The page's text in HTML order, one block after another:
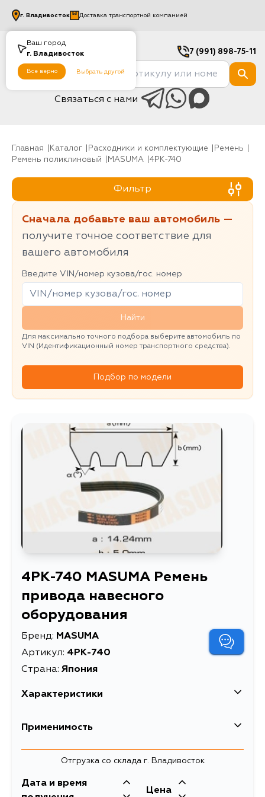
Ваш город
г. Владивосток
Все верно Выбрать другой
г. Владивосток Доставка транспортной компанией
7 (991) 898-75-11
Связаться с нами
Главная Каталог Расходники и комплектующие
Ремень
Ремень поликлиновый
MASUMA 4PK-740
Фильтр
Сначала добавьте ваш автомобиль —
получите точное соответствие для
вашего автомобиля
Введите VIN/номер кузова/гос. номер
Найти
Для максимально точного подбора выберите автомобиль по
VIN (Идентификационный номер транспортного средства).
Подбор по модели
4PK-740 MASUMA Ремень
привода навесного
оборудования
Бренд: MASUMA
Артикул: 4PK-740
Страна: Япония
Характеристики
EAN-13
Длина упаковки, мм
Масса, кг 0.065
Применимость
Отгрузка со склада г. Владивосток
Дата и время
Цена